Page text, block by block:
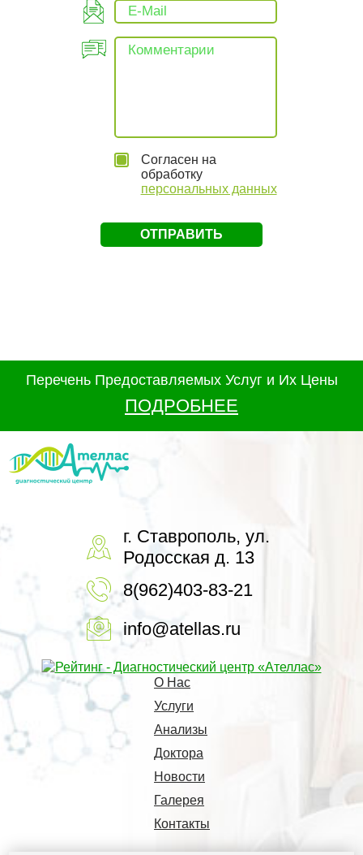
Согласен на
обработку
персональных данных
Перечень Предоставляемых Услуг и Их Цены
ПОДРОБНЕЕ
г. Ставрополь, ул.
Родосская д. 13
8(962)403-83-21
info@atellas.ru
О Нас
Услуги
Анализы
Доктора
Новости
Галерея
Контакты